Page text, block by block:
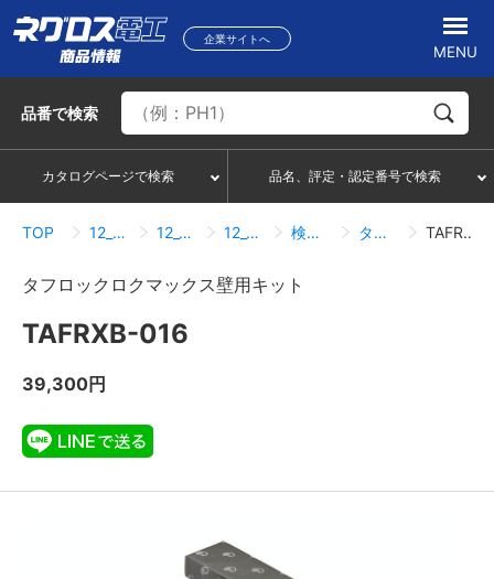
企業サイトへ
MENU
品番で検索
カタログページで検索 品名、評定・認定番号で検索
TOP 12_貫通部防火措置材 12_02_電気関連大開口用 12_02_01_電気関連大開口用 検索結果一覧 タフロックロクマックス壁用キット TAFRXB-016
タフロックロクマックス壁用キット
TAFRXB-016
39,300円